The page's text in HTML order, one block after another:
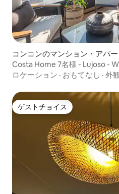
コンコンのマンション・アパー
Costa Home 7名様 - Lujoso -
ロケーション · おもてなし · 外
ゲストチョイス
ゲストチョイス